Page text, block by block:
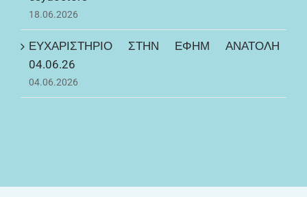
18.06.2026
ΕΥΧΑΡΙΣΤΗΡΙΟ ΣΤΗΝ ΕΦΗΜ ΑΝΑΤΟΛΗ
04.06.26
04.06.2026